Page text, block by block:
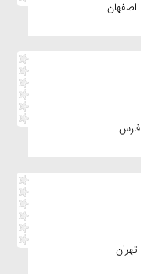
اصفهان
فارس
تهران